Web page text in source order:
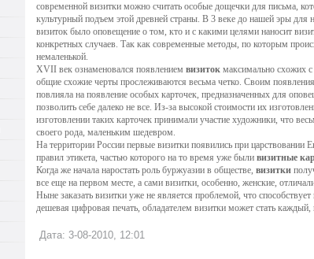
современной визитки можно считать особые дощечки для письма,
культурный подъем этой древней страны. В 3 веке до нашей эры для
визиток было оповещение о том, кто и с какими целями наносит
конкретных случаев. Так как современные методы, по которым
немаленькой.
XVII век ознаменовался появлением визиток максимально схожих
общие схожие черты прослеживаются весьма четко. Своим
повлияла на появление особых карточек, предназначенных для
позволить себе далеко не все. Из-за высокой стоимости их
изготовлении таких карточек принимали участие художники, что
своего рода, маленьким шедевром.
На территории России первые визитки появились при царствовании
правил этикета, частью которого на то время уже были визитные
Когда же начала наростать роль буржуазии в обществе, визитки
все еще на первом месте, а сами визитки, особенно, женские,
Ныне заказать визитки уже не является проблемой, что
дешевая цифровая печать, обладателем визитки может стать
Дата: 3-08-2010, 12:01